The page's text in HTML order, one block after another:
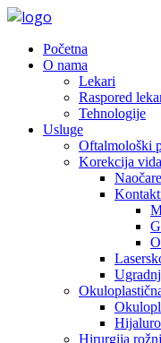
Početna
O nama
Lekari
Raspored
Tehnologije
Usluge
Oftalmološki
Korekcija vida
Naočare
Hirurgija